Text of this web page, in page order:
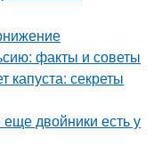
факты и советы
капуста: секреты
двойники есть у